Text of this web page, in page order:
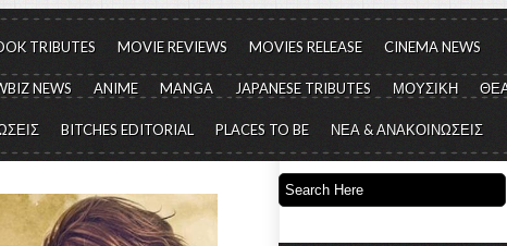
TRIBUTES MOVIE REVIEWS MOVIES RELEASE CINEMA NEWS
NEWS ANIME MANGA JAPANESE TRIBUTES ΜΟΥΣΙΚΗ
BITCHES EDITORIAL PLACES TO BE ΝΕΑ & ΑΝΑΚΟΙΝΩΣΕΙΣ